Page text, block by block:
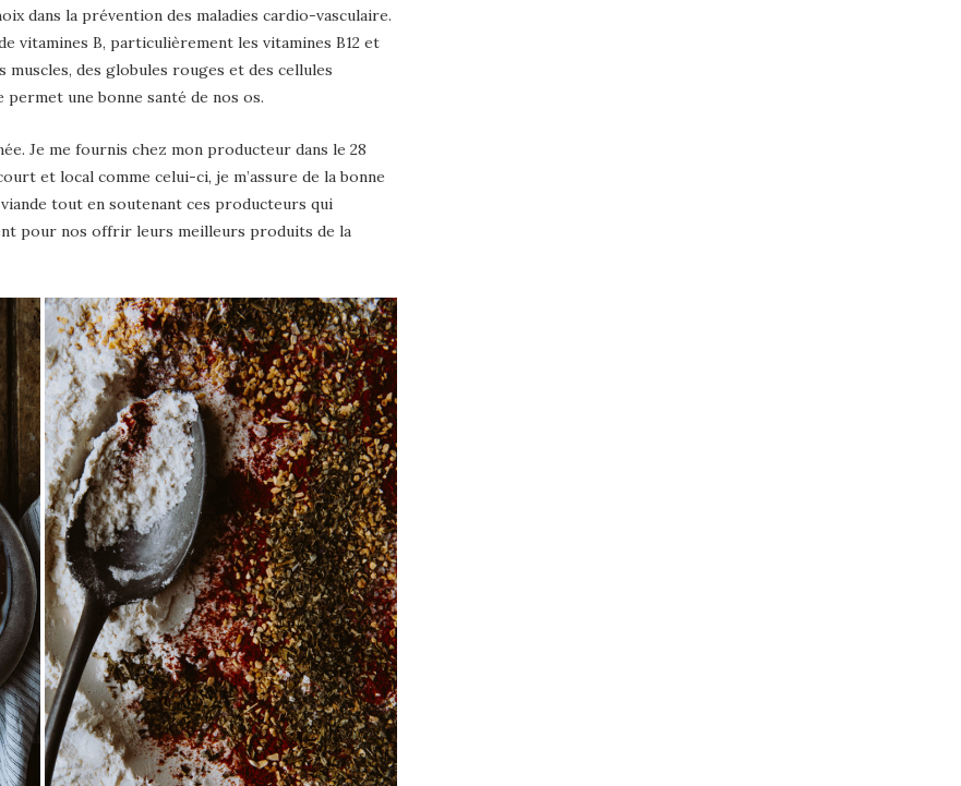
dans la prévention des maladies cardio-vasculaire.
vitamines B, particulièrement les vitamines B12 et
muscles, des globules rouges et des cellules
une bonne santé de nos os.
Je me fournis chez mon producteur dans le 28
et local comme celui-ci, je m’assure de la bonne
tout en soutenant ces producteurs qui
pour nos offrir leurs meilleurs produits de la